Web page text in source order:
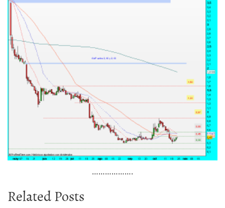
……………….
Related Posts